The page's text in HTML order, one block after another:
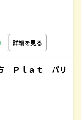
詳細を見る
Ｐｌａｔ パリ